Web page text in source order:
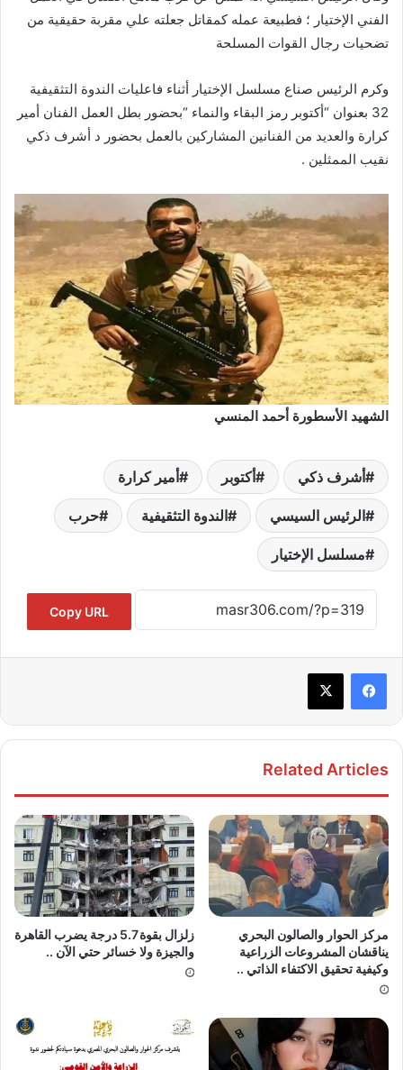
الفني الإختيار ؛ فطبيعة عمله كمقاتل جعلته علي مقربة حقيقية من
تضحيات رجال القوات المسلحة
وكرم الرئيس صناع مسلسل الإختيار أثناء فاعليات الندوة التثقيفية
32 بعنوان “أكتوبر رمز البقاء والنماء “بحضور بطل العمل الفنان أمير
كرارة والعديد من الفنانين المشاركين بالعمل بحضور د أشرف ذكي
نقيب الممثلين .
الشهيد الأسطورة أحمد المنسي
أشرف ذكي أكتوبر أمير كرارة
الرئيس السيسي الندوة التثقيفية حرب
مسلسل الإختيار
Copy URL
Related Articles
مركز الحوار والصالون البحري
يناقشان المشروعات الزراعية
وكيفية تحقيق الاكتفاء الذاتي ..
زلزال بقوة 5.7 ⁠درجة يضرب القاهرة
والجيزة ولا خسائر حتي الآن ..